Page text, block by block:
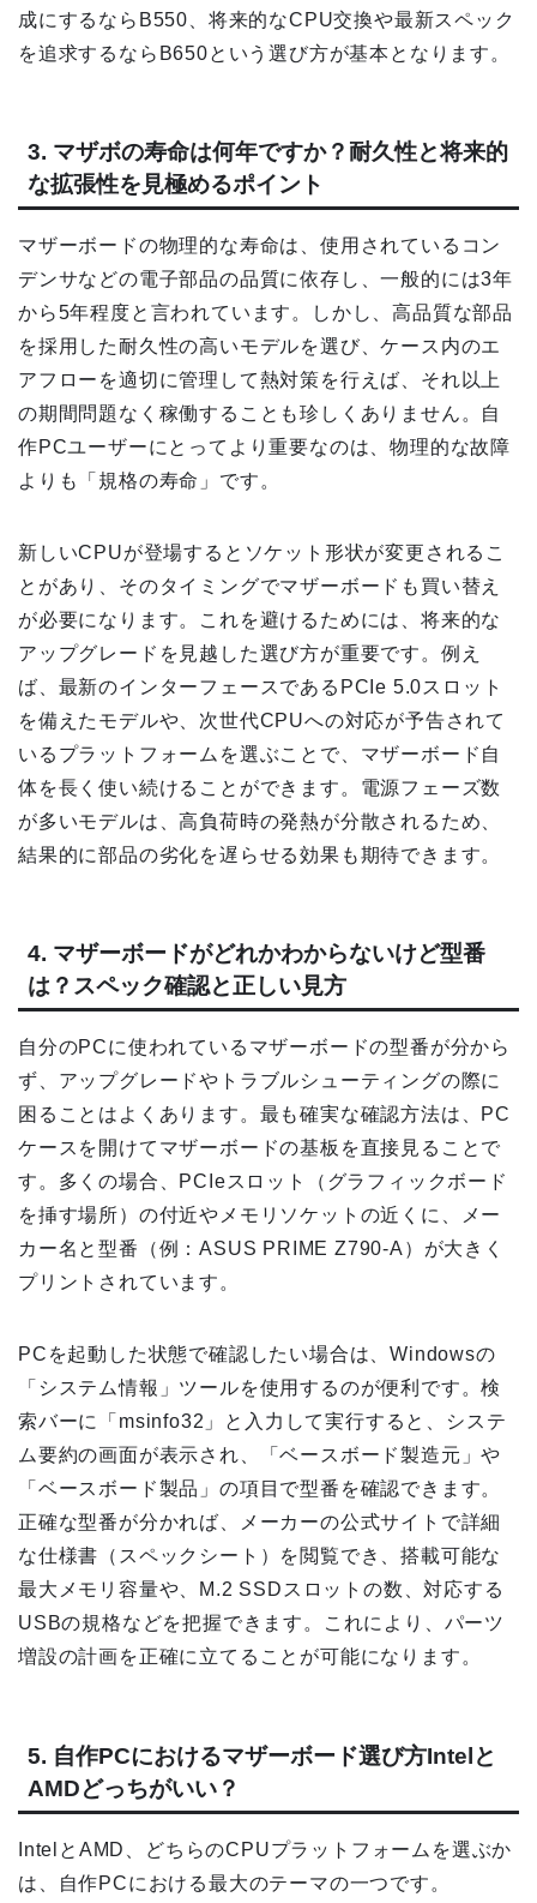
成にするならB550、将来的なCPU交換や最新スペック
を追求するならB650という選び方が基本となります。
3. マザボの寿命は何年ですか？耐久性と将来的
な拡張性を見極めるポイント
マザーボードの物理的な寿命は、使用されているコン
デンサなどの電子部品の品質に依存し、一般的には3年
から5年程度と言われています。しかし、高品質な部品
を採用した耐久性の高いモデルを選び、ケース内のエ
アフローを適切に管理して熱対策を行えば、それ以上
の期間問題なく稼働することも珍しくありません。自
作PCユーザーにとってより重要なのは、物理的な故障
よりも「規格の寿命」です。
新しいCPUが登場するとソケット形状が変更されるこ
とがあり、そのタイミングでマザーボードも買い替え
が必要になります。これを避けるためには、将来的な
アップグレードを見越した選び方が重要です。例え
ば、最新のインターフェースであるPCIe 5.0スロット
を備えたモデルや、次世代CPUへの対応が予告されて
いるプラットフォームを選ぶことで、マザーボード自
体を長く使い続けることができます。電源フェーズ数
が多いモデルは、高負荷時の発熱が分散されるため、
結果的に部品の劣化を遅らせる効果も期待できます。
4. マザーボードがどれかわからないけど型番
は？スペック確認と正しい見方
自分のPCに使われているマザーボードの型番が分から
ず、アップグレードやトラブルシューティングの際に
困ることはよくあります。最も確実な確認方法は、PC
ケースを開けてマザーボードの基板を直接見ることで
す。多くの場合、PCIeスロット（グラフィックボード
を挿す場所）の付近やメモリソケットの近くに、メー
カー名と型番（例：ASUS PRIME Z790-A）が大きく
プリントされています。
PCを起動した状態で確認したい場合は、Windowsの
「システム情報」ツールを使用するのが便利です。検
索バーに「msinfo32」と入力して実行すると、システ
ム要約の画面が表示され、「ベースボード製造元」や
「ベースボード製品」の項目で型番を確認できます。
正確な型番が分かれば、メーカーの公式サイトで詳細
な仕様書（スペックシート）を閲覧でき、搭載可能な
最大メモリ容量や、M.2 SSDスロットの数、対応する
USBの規格などを把握できます。これにより、パーツ
増設の計画を正確に立てることが可能になります。
5. 自作PCにおけるマザーボード選び方Intelと
AMDどっちがいい？
IntelとAMD、どちらのCPUプラットフォームを選ぶか
は、自作PCにおける最大のテーマの一つです。